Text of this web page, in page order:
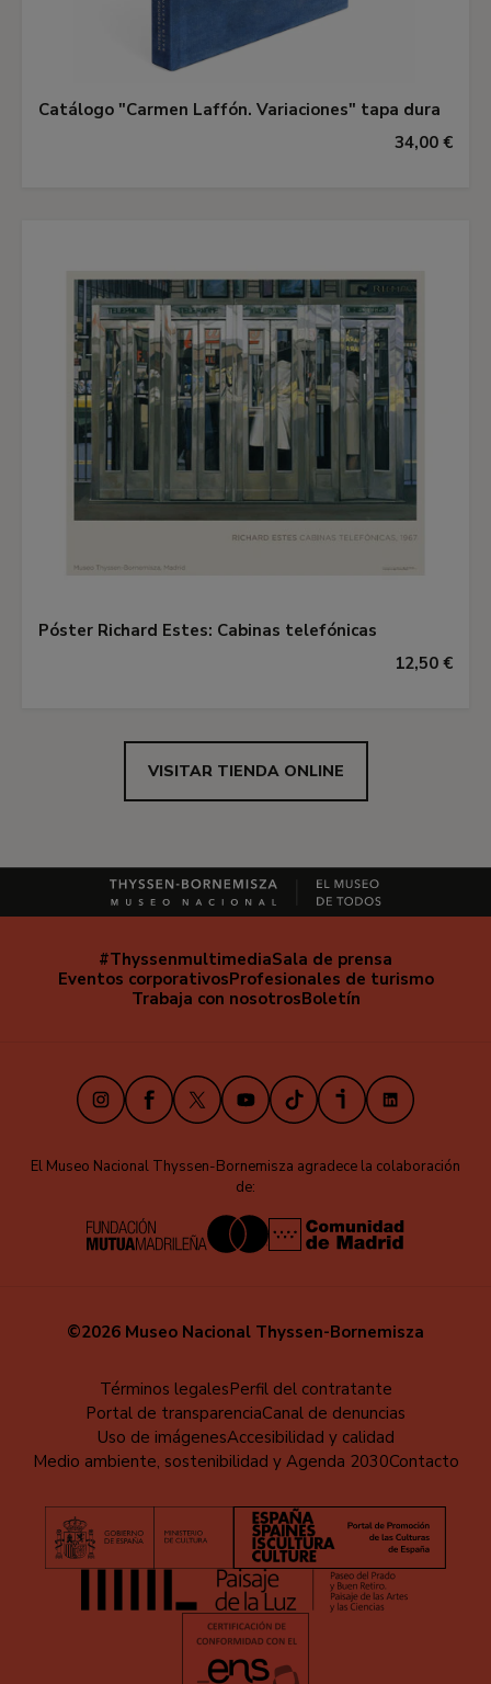
Catálogo "Carmen Laffón. Variaciones" tapa dura
34,00 €
Póster Richard Estes: Cabinas telefónicas
12,50 €
VISITAR TIENDA ONLINE
Navegación#ThyssenmultimediaSala de prensa
Eventos corporativosProfesionales de turismo
Trabaja con nosotrosBoletín
Instagram
Facebook
X YoutubeTikTokiVooxLinkedIn
El Museo Nacional Thyssen-Bornemisza agradece la colaboración
de:
©2026 Museo Nacional Thyssen-Bornemisza
pie
Términos legalesPerfil del contratante
Portal de transparenciaCanal de denuncias
Uso de imágenesAccesibilidad y calidad
Medio ambiente, sostenibilidad y Agenda 2030Contacto